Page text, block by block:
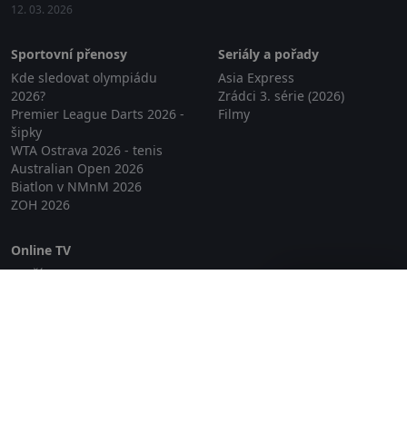
12. 03. 2026
Sportovní přenosy
Kde sledovat olympiádu
2026?
Premier League Darts 2026 -
šipky
WTA Ostrava 2026 - tenis
Australian Open 2026
Biatlon v NMnM 2026
ZOH 2026
Seriály a pořady
Asia Express
Zrádci 3. série (2026)
Filmy
Online TV
Lepší.TV